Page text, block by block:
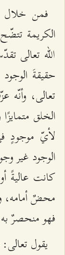
فمن خلال
الكريمة
الله تعالى
حقيقةَ
تعالى، وأنّه
الخلق
لأيّ موجودٍ
الوجود غير
كانت عاليةً
محضٌ أمامه،
فهو منحصرٌ
يقول تعالى: